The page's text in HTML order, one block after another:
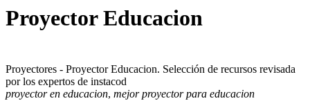
Proyector Educacion
Proyectores - Proyector Educacion. Selección de recursos revisada
por los expertos de instacod
proyector en educacion, mejor proyector para educacion